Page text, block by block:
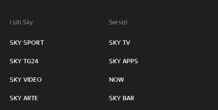
I siti Sky:
SKY SPORT
SKY TG24
SKY VIDEO
SKY ARTE
Servizi:
SKY TV
SKY APPS
NOW
SKY BAR